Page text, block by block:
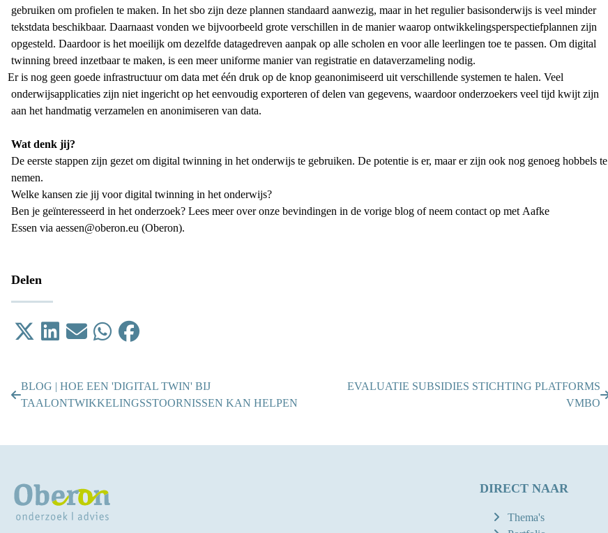
gebruiken om profielen te maken. In het sbo zijn deze plannen standaard aanwezig, maar in het regulier basisonderwijs is veel minder
tekstdata beschikbaar. Daarnaast vonden we bijvoorbeeld grote verschillen in de manier waarop ontwikkelingsperspectiefplannen zijn
opgesteld. Daardoor is het moeilijk om dezelfde datagedreven aanpak op alle scholen en voor alle leerlingen toe te passen. Om digital
twinning breed inzetbaar te maken, is een meer uniforme manier van registratie en dataverzameling nodig.
Er is nog geen goede infrastructuur om data met één druk op de knop geanonimiseerd uit verschillende systemen te halen. Veel
onderwijsapplicaties zijn niet ingericht op het eenvoudig exporteren of delen van gegevens, waardoor onderzoekers veel tijd kwijt zijn
aan het handmatig verzamelen en anonimiseren van data.
Wat denk jij?
De eerste stappen zijn gezet om digital twinning in het onderwijs te gebruiken. De potentie is er, maar er zijn ook nog genoeg hobbels te
nemen.
Welke kansen zie jij voor digital twinning in het onderwijs?
Ben je geïnteresseerd in het onderzoek? Lees meer over onze bevindingen in de vorige blog of neem contact op met Aafke
Essen via aessen@oberon.eu (Oberon).
Delen
TweetDelen op LinkedIn
EmailDelen op WhatsApp
BLOG | HOE EEN 'DIGITAL TWIN' BIJ
TAALONTWIKKELINGSSTOORNISSEN KAN HELPEN
EVALUATIE SUBSIDIES STICHTING PLATFORMS
VMBO
DIRECT NAAR
Thema's